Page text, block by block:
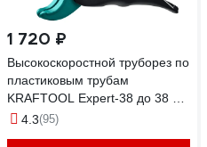
1 720 ₽
Высокоскоростной труборез по
пластиковым трубам
KRAFTOOL Expert-38 до 38 мм
23381-38_z01
4.3(95)